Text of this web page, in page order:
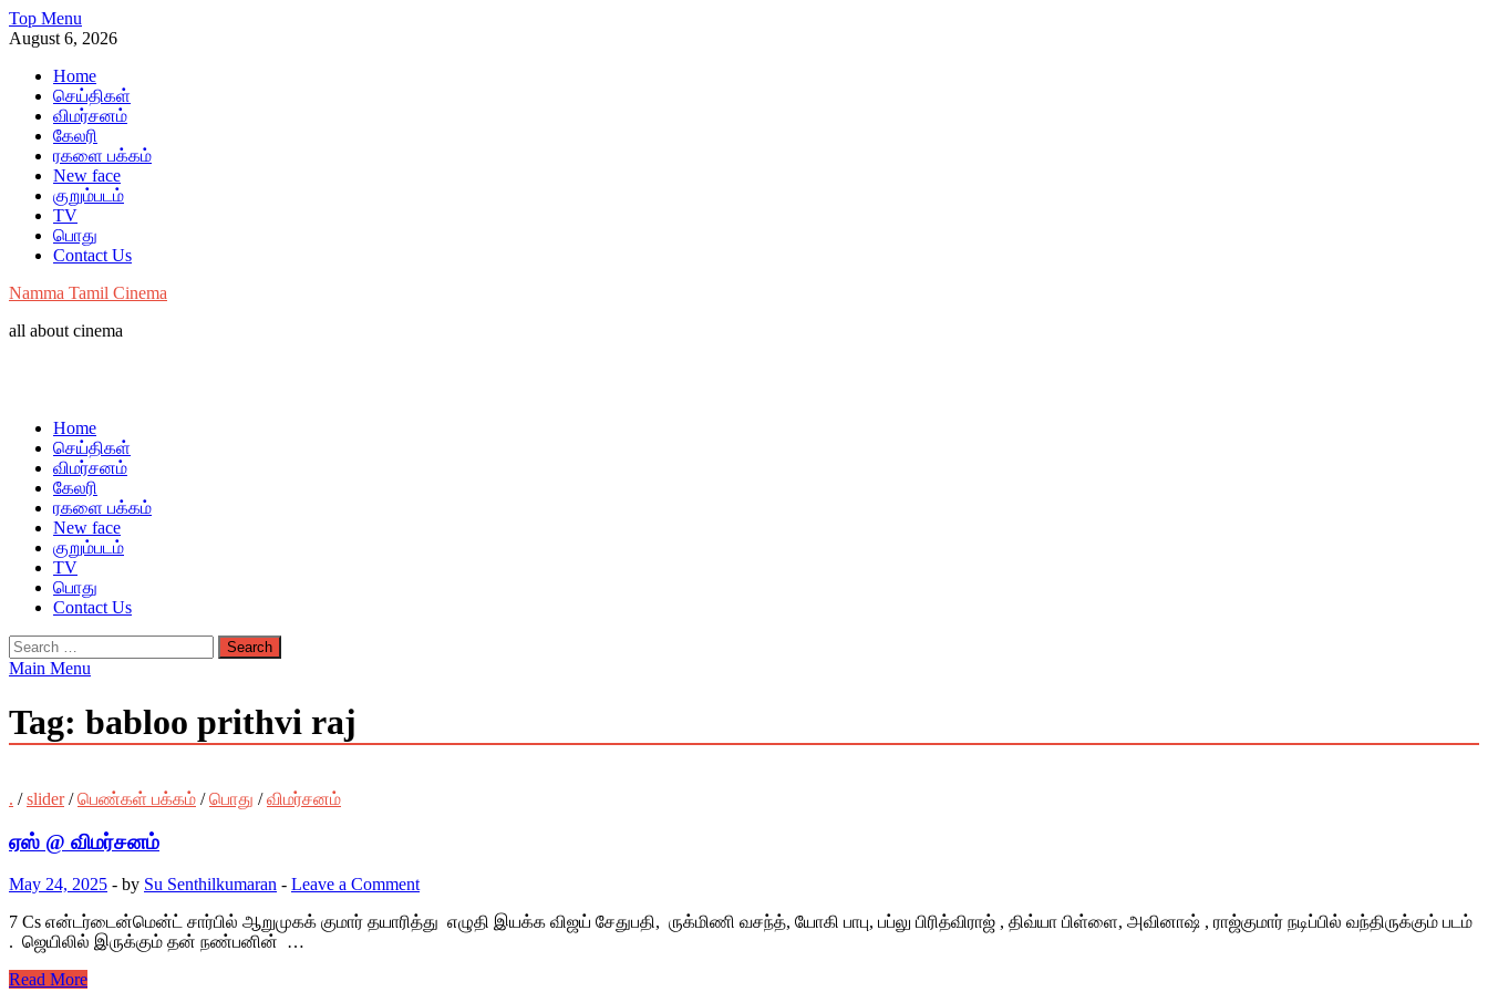
Skip
to
Top Menu
August 6, 2026
Home
செய்திகள்
விமர்சனம்
கேலரி
ரகளை பக்கம்
New face
குறும்படம்
TV
பொது
Contact Us
Namma Tamil Cinema
all about cinema
Home
செய்திகள்
விமர்சனம்
கேலரி
ரகளை பக்கம்
New face
குறும்படம்
TV
பொது
Contact Us
Search
for:
Main Menu
Tag: babloo prithvi raj
. /slider/பெண்கள் பக்கம் /பொது /விமர்சனம்
ஏஸ் @ விமர்சனம்
May 24, 2025 - by Su Senthilkumaran - Leave a Comment
7 Cs என்டர்டைன்மென்ட் சார்பில் ஆறுமுகக் குமார் தயாரித்து எழுதி இயக்க விஜய் சேதுபதி, ருக்மிணி வசந்த், யோகி பாபு, பப்லு பிரித்விராஜ் , திவ்யா பிள்ளை, அவினாஷ் , ராஜ்குமார் நடிப்பில் வந்திருக்கும் படம்
. ஜெயிலில் இருக்கும் தன் நண்பனின் …
Read More